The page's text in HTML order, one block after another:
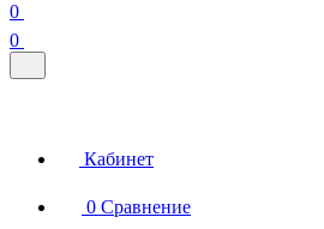
0
0
Кабинет
0 Сравнение